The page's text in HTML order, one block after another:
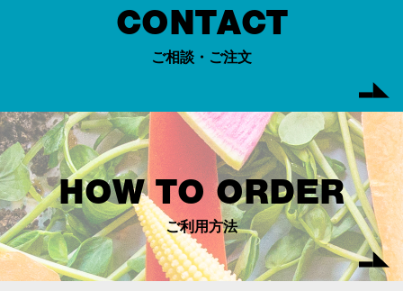
CONTACT
ご相談・ご注文
HOW TO ORDER
ご利用方法